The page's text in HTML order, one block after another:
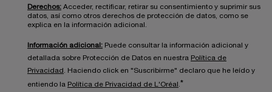
Derechos: Acceder, rectificar, retirar su consentimiento y suprimir sus
datos, así como otros derechos de protección de datos, como se
explica en la información adicional.
Información adicional: Puede consultar la información adicional y
detallada sobre Protección de Datos en nuestra Política de
Privacidad
. Haciendo click en "Suscribirme" declaro que he leído y
entiendo la Política de Privacidad de L'Oréal *